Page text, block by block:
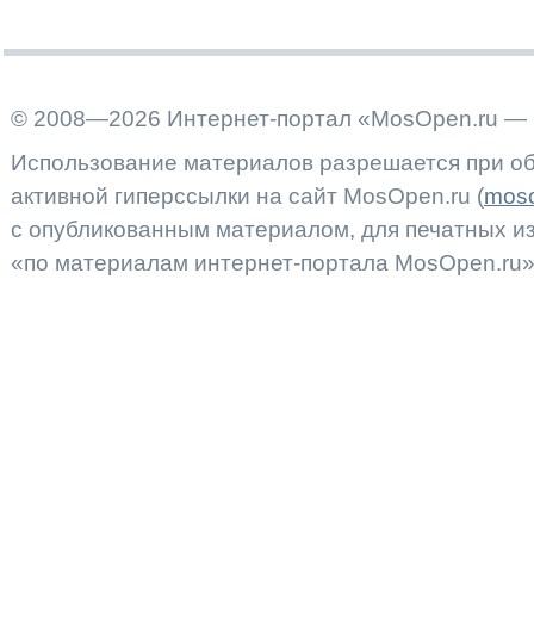
© 2008—2026 Интернет-портал «MosOpen.ru —
Использование материалов разрешается при
активной гиперссылки на сайт MosOpen.ru (
с опубликованным материалом, для печатных
«по материалам интернет-портала